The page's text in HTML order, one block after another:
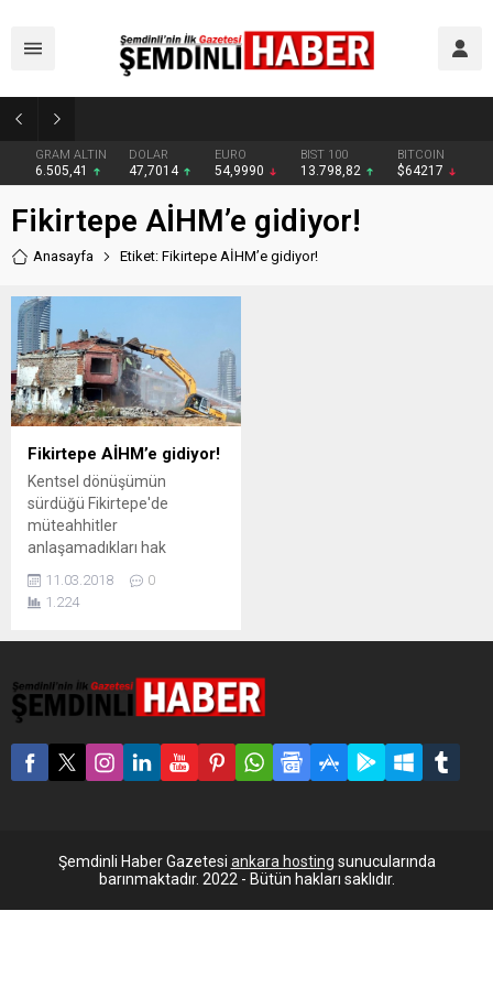
GRAM ALTIN
6.505,41
DOLAR
47,7014
EURO
54,9990
BIST 100
13.798,82
BITCOIN
$64217
Fikirtepe AİHM’e gidiyor!
Anasayfa Etiket: Fikirtepe AİHM’e gidiyor!
Fikirtepe AİHM’e gidiyor!
Kentsel dönüşümün
sürdüğü Fikirtepe'de
müteahhitler
anlaşamadıkları hak
adı altında yeni bir sözleşme
öneriyor. Bu sözleşmede
Azak, "AİHM yolu göründü"
diyerek 'yeni yol haritasında'
neler yazıldığını anlatıyor…
İstanbul’un Kadıköy ilçesine
bağlı Fikirtepe’de yıllardır
11.03.2018
0
1.224
Şemdinli Haber Gazetesi ankara hosting sunucularında
barınmaktadır. 2022 - Bütün hakları saklıdır.